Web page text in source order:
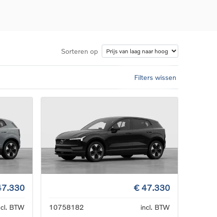
Sorteren op
Filters wissen
BTW
€ 47.330
10758182
incl. BTW